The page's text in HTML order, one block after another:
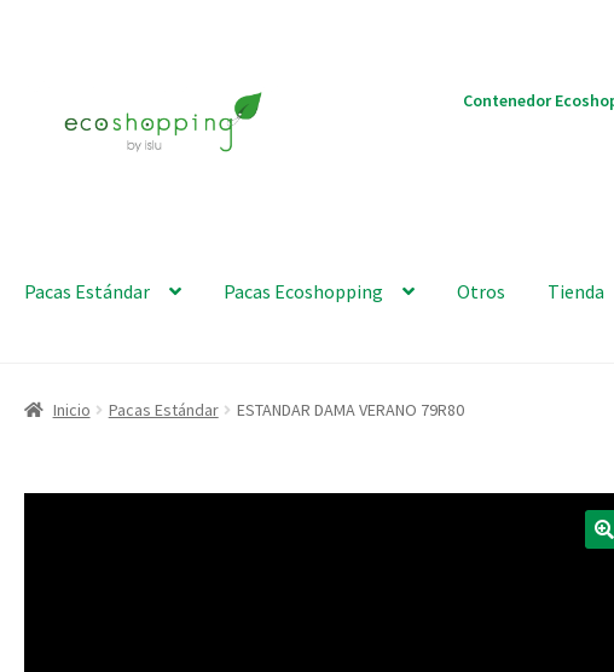
Contenedor
Pacas Estándar Pacas Ecoshopping Otros Tienda
Inicio Pacas Estándar ESTANDAR DAMA VERANO 79R80